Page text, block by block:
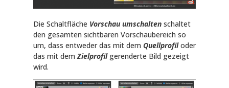
Die Schaltfläche Vorschau umschaltenschaltet
den gesamten sichtbaren Vorschaubereich so
um, dass entweder das mit dem Quellprofiloder
das mit dem Zielprofilgerenderte Bild gezeigt
wird.